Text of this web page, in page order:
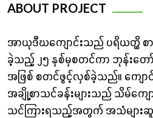
ABOUT PROJECT
အာယုဒီဃကျောင်းသည် ပရိယတ္ထိ
ခဲ့သည့် ၂၅ နှစ်မှစတင်ကာ ဘုန်းတော်
အဖြစ် စတင်ဖွင့်လှစ်ခဲ့သည်။ ကျောင်း
အချို့စာသင်ခန်းများသည် သိမ်ကျေ
သင်ကြားရသည့်အတွက် အသံများ